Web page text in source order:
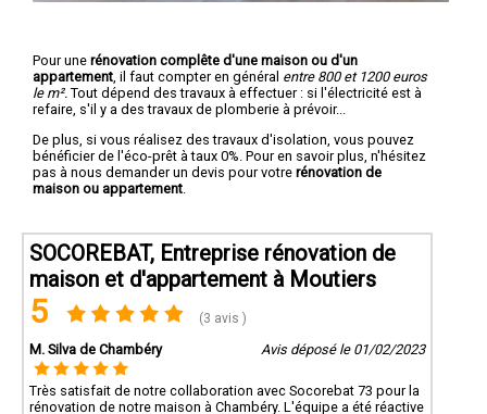
Pour une rénovation complête d'une maison ou d'un
appartement , il faut compter en général entre 800 et 1200 euros
le m². Tout dépend des travaux à effectuer : si l'électricité est à
refaire, s'il y a des travaux de plomberie à prévoir...
De plus, si vous réalisez des travaux d'isolation, vous pouvez
bénéficier de l'éco-prêt à taux 0%. Pour en savoir plus, n'hésitez
pas à nous demander un devis pour votre rénovation de
maison ou appartement
SOCOREBAT, Entreprise rénovation de
maison et d'appartement à Moutiers
5 (3 avis )
M. Silva de Chambéry Avis déposé le 01/02/2023
Très satisfait de notre collaboration avec Socorebat 73 pour la
rénovation de notre maison à Chambéry. L'équipe a été réactive